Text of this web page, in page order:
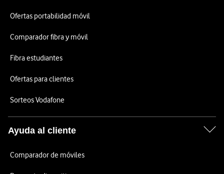
Ofertas portabilidad móvil
Comparador fibra y móvil
Fibra estudiantes
Ofertas para clientes
Sorteos Vodafone
Ayuda al cliente
Comparador de móviles